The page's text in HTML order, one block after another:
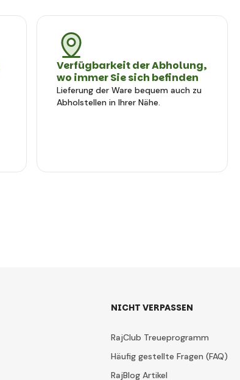
Verfügbarkeit der Abholung,
wo immer Sie sich befinden
Lieferung der Ware bequem auch zu
Abholstellen in Ihrer Nähe.
NICHT VERPASSEN
RajClub Treueprogramm
Häufig gestellte Fragen (FAQ)
RajBlog Artikel